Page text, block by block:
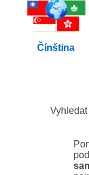
Čínština
Vyhledat